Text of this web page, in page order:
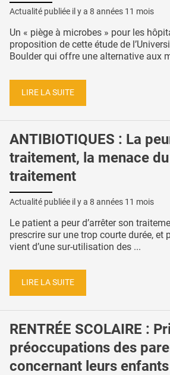
Actualité publiée il y a 8 années 11 mois
Un « piège à microbes » pour les
proposition de cette étude de
Boulder qui offre une alternative aux
LIRE LA SUITE
ANTIBIOTIQUES : La
traitement, la menace
traitement
Actualité publiée il y a 8 années 11 mois
Le patient a peur d’arrêter son
prescrire sur une trop courte durée, et
vient d’une sur-utilisation des ...
LIRE LA SUITE
RENTRÉE SCOLAIRE :
préoccupations des
concernant leurs enfants